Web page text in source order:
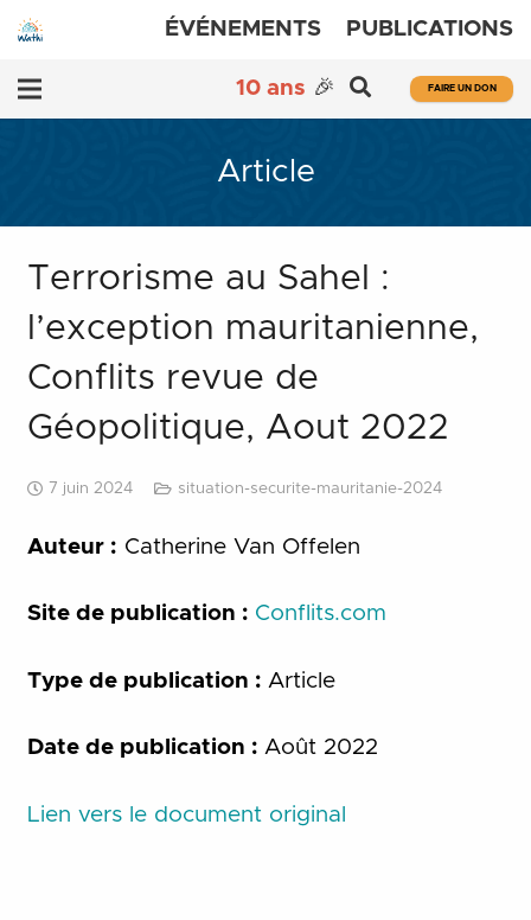
ÉVÉNEMENTS PUBLICATIONS
10 ans 🎉 FAIRE UN DON
Article
Terrorisme au Sahel :
l’exception mauritanienne,
Conflits revue de
Géopolitique, Aout 2022
7 juin 2024 situation-securite-mauritanie-2024
Auteur : Catherine Van Offelen
Site de publication : Conflits.com
Type de publication : Article
Date de publication : Août 2022
Lien vers le document original